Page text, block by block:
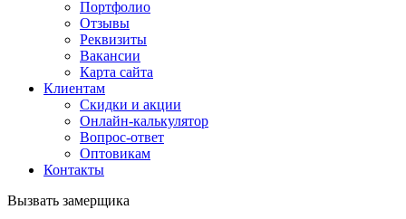
Портфолио
Отзывы
Реквизиты
Вакансии
Карта сайта
Клиентам
Скидки и акции
Онлайн-калькулятор
Вопрос-ответ
Оптовикам
Контакты
Вызвать замерщика